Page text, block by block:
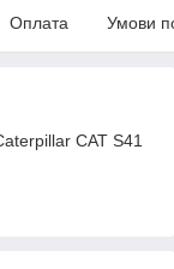
Оплата Умови
CAT S41